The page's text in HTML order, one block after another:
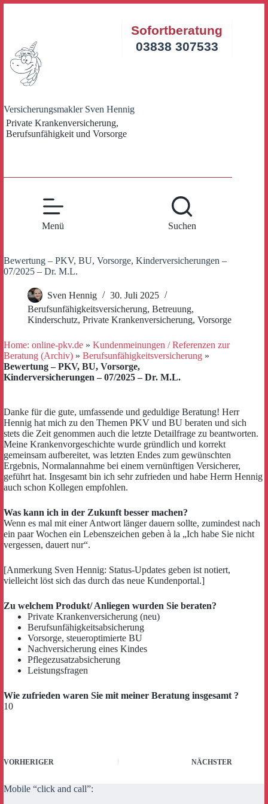
Versicherungsmakler Sven Hennig
Private Krankenversicherung,
Berufsunfähigkeit und Vorsorge
Sofortberatung
03838 307533
Menü Suchen
Bewertung – PKV, BU, Vorsorge, Kinderversicherungen –
07/2025 – Dr. M.L.
Sven Hennig
30. Juli 2025
Berufsunfähigkeitsversicherung, Betreuung,
Kinderschutz, Private Krankenversicherung, Vorsorge
Home: online-pkv.de » Kundenmeinungen / Referenzen zur
Beratung (Archiv) » Berufsunfähigkeitsversicherung »
Bewertung – PKV, BU, Vorsorge,
Kinderversicherungen – 07/2025 – Dr. M.L.
Danke für die gute, umfassende und geduldige Beratung! Herr
Hennig hat mich zu den Themen PKV und BU beraten und sich
stets die Zeit genommen auch die letzte Detailfrage zu beantworten.
Meine Krankenvorgeschichte wurde gründlich und korrekt
gemeinsam aufbereitet, was letzten Endes zum gewünschten
Ergebnis, Normalannahme bei einem vernünftigen Versicherer,
geführt hat. Insgesamt bin ich sehr zufrieden und habe Herrn Hennig
auch schon Kollegen empfohlen.
Was kann ich in der Zukunft besser machen?
Wenn es mal mit einer Antwort länger dauern sollte, zumindest nach
ein paar Wochen ein Lebenszeichen geben à la „Ich habe Sie nicht
vergessen, dauert nur“.
[Anmerkung Sven Hennig: Status-Updates geben ist notiert,
vielleicht löst sich das durch das neue Kundenportal.]
Zu welchem Produkt/ Anliegen wurden Sie beraten?
Private Krankenversicherung (neu)
Berufsunfähigkeitsabsicherung
Vorsorge, steueroptimierte BU
Nachversicherung eines Kindes
Pflegezusatzabsicherung
Leistungsfragen
Wie zufrieden waren Sie mit meiner Beratung insgesamt ?
10
VORHERIGER NÄCHSTER
Mobile “click and call”: